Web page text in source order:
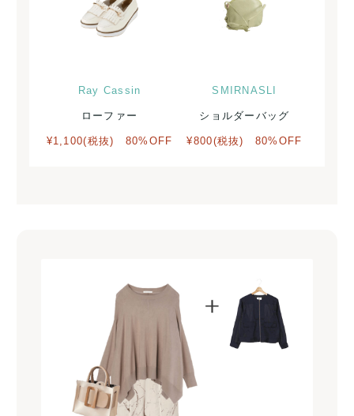
Ray Cassin
ローファー
¥1,100(税抜) 80%OFF
SMIRNASLI
ショルダーバッグ
¥800(税抜) 80%OFF